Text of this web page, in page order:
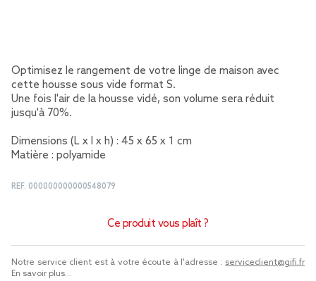
Optimisez le rangement de votre linge de maison avec
cette housse sous vide format S.
Une fois l'air de la housse vidé, son volume sera réduit
jusqu'à 70%.
Dimensions (L x l x h) : 45 x 65 x 1 cm
Matière : polyamide
REF. 000000000000548079
Ce produit vous plaît ?
Notre service client est à votre écoute à l'adresse : serviceclient@gifi.fr
En savoir plus...